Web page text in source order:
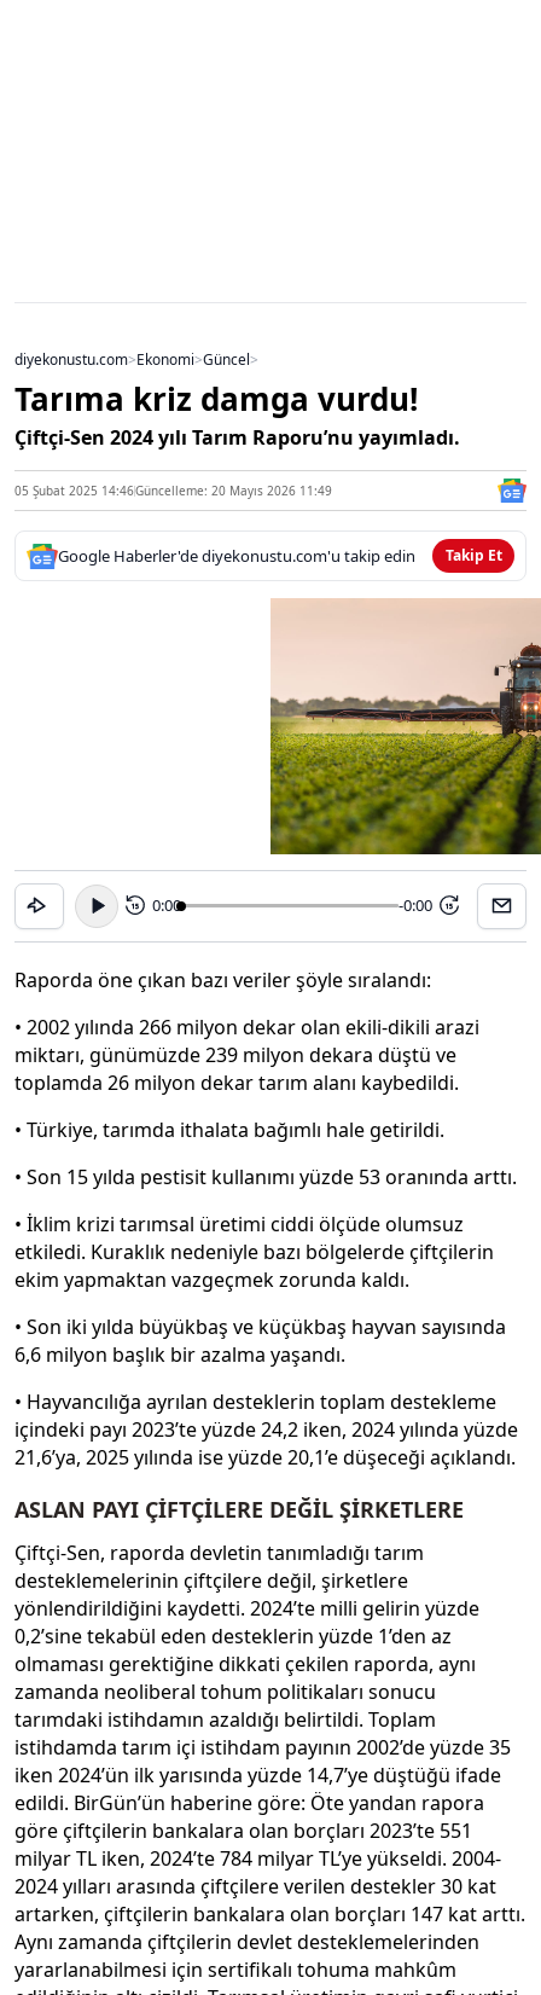
diyekonustu.com>Ekonomi>Güncel>
Tarıma kriz damga vurdu!
Çiftçi-Sen 2024 yılı Tarım Raporu’nu yayımladı.
05 Şubat 2025 14:46Güncelleme: 20 Mayıs 2026 11:49
Google Haberler'de diyekonustu.com'u takip edin Takip Et
15 0:00 -0:00 15
Raporda öne çıkan bazı veriler şöyle sıralandı:
• 2002 yılında 266 milyon dekar olan ekili-dikili arazi
miktarı, günümüzde 239 milyon dekara düştü ve
toplamda 26 milyon dekar tarım alanı kaybedildi.
• Türkiye, tarımda ithalata bağımlı hale getirildi.
• Son 15 yılda pestisit kullanımı yüzde 53 oranında arttı.
• İklim krizi tarımsal üretimi ciddi ölçüde olumsuz
etkiledi. Kuraklık nedeniyle bazı bölgelerde çiftçilerin
ekim yapmaktan vazgeçmek zorunda kaldı.
• Son iki yılda büyükbaş ve küçükbaş hayvan sayısında
6,6 milyon başlık bir azalma yaşandı.
• Hayvancılığa ayrılan desteklerin toplam destekleme
içindeki payı 2023’te yüzde 24,2 iken, 2024 yılında yüzde
21,6’ya, 2025 yılında ise yüzde 20,1’e düşeceği açıklandı.
ASLAN PAYI ÇİFTÇİLERE DEĞİL ŞİRKETLERE
Çiftçi-Sen, raporda devletin tanımladığı tarım
desteklemelerinin çiftçilere değil, şirketlere
yönlendirildiğini kaydetti. 2024’te milli gelirin yüzde
0,2’sine tekabül eden desteklerin yüzde 1’den az
olmaması gerektiğine dikkati çekilen raporda, aynı
zamanda neoliberal tohum politikaları sonucu
tarımdaki istihdamın azaldığı belirtildi. Toplam
istihdamda tarım içi istihdam payının 2002’de yüzde 35
iken 2024’ün ilk yarısında yüzde 14,7’ye düştüğü ifade
edildi. BirGün’ün haberine göre: Öte yandan rapora
göre çiftçilerin bankalara olan borçları 2023’te 551
milyar TL iken, 2024’te 784 milyar TL’ye yükseldi. 2004-
2024 yılları arasında çiftçilere verilen destekler 30 kat
artarken, çiftçilerin bankalara olan borçları 147 kat arttı.
Aynı zamanda çiftçilerin devlet desteklemelerinden
yararlanabilmesi için sertifikalı tohuma mahkûm